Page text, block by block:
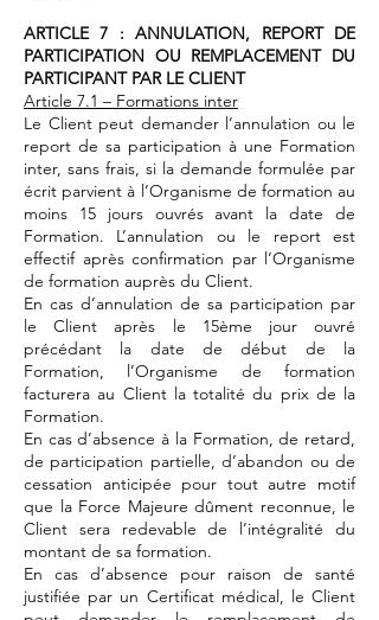
ARTICLE 7 : ANNULATION, REPORT DE
PARTICIPATION OU REMPLACEMENT DU
PARTICIPANT PAR LE CLIENT
Article 7.1 – Formations inter
Le Client peut demander l’annulation ou le
report de sa participation à une Formation
inter, sans frais, si la demande formulée par
écrit parvient à l’Organisme de formation au
moins 15 jours ouvrés avant la date de
Formation. L’annulation ou le report est
effectif après confirmation par l’Organisme
de formation auprès du Client.
En cas d’annulation de sa participation par
le Client après le 15ème jour ouvré
précédant la date de début de la
Formation, l’Organisme de formation
facturera au Client la totalité du prix de la
Formation.
En cas d’absence à la Formation, de retard,
de participation partielle, d’abandon ou de
cessation anticipée pour tout autre motif
que la Force Majeure dûment reconnue, le
Client sera redevable de l’intégralité du
montant de sa formation.
En cas d’absence pour raison de santé
justifiée par un Certificat médical, le Client